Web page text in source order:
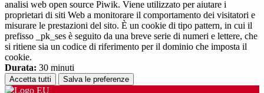
analisi web open source Piwik. Viene utilizzato per aiutare i
proprietari di siti Web a monitorare il comportamento dei visitatori e
misurare le prestazioni del sito. È un cookie di tipo pattern, in cui il
prefisso _pk_ses è seguito da una breve serie di numeri e lettere, che
si ritiene sia un codice di riferimento per il dominio che imposta il
cookie.
Durata: 30 minuti
Accetta tutti Salva le preferenze